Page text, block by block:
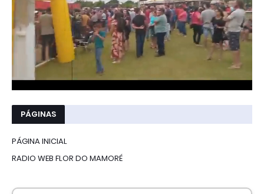
PÁGINAS
PÁGINA INICIAL
RADIO WEB FLOR DO MAMORÉ